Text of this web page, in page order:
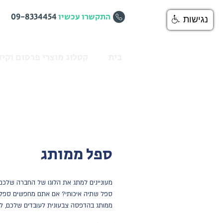
התקשרו עכשיו09-8334454
ספל ממותג
מעוניינים למתג את הלוגו של החברה
ספל שתיה איכותי? אם אתם מחפשים
ממותג בהדפסה צבעונית לעובדים שלכם,
נגישות